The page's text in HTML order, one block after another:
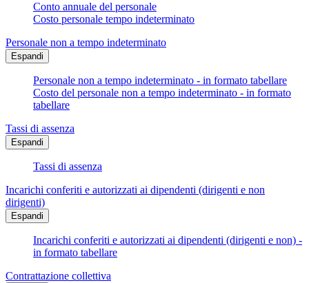
Conto annuale del personale
Costo personale tempo indeterminato
Personale non a tempo indeterminato
Espandi
Personale non a tempo indeterminato - in formato tabellare
Costo del personale non a tempo indeterminato - in formato
tabellare
Tassi di assenza
Espandi
Tassi di assenza
Incarichi conferiti e autorizzati ai dipendenti (dirigenti e non
dirigenti)
Espandi
Incarichi conferiti e autorizzati ai dipendenti (dirigenti e non) -
in formato tabellare
Contrattazione collettiva